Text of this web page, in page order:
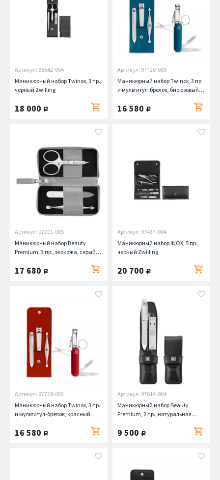
Артикул: 98642-004
Маникюрный набор Twinox, 3 пр.,
черный Zwilling
18 000 руб.
Артикул: 97728-009
Маникюрный набор Twinox, 3 пр.
и мультитул-брелок, бирюзовый
16 580 руб.
Артикул: 97001-005
Маникюрный набор Beauty
Premium, 3 пр., экокожа, серый
17 680 руб.
Артикул: 97437-004
Маникюрный набор INOX, 5 пр.,
черный Zwilling
20 700 руб.
Артикул: 97728-003
Маникюрный набор Twinox, 3 пр.
и мультитул-брелок, красный
16 580 руб.
Артикул: 97614-004
Маникюрный набор Beauty
Premium, 2 пр., натуральная
9 500 руб.